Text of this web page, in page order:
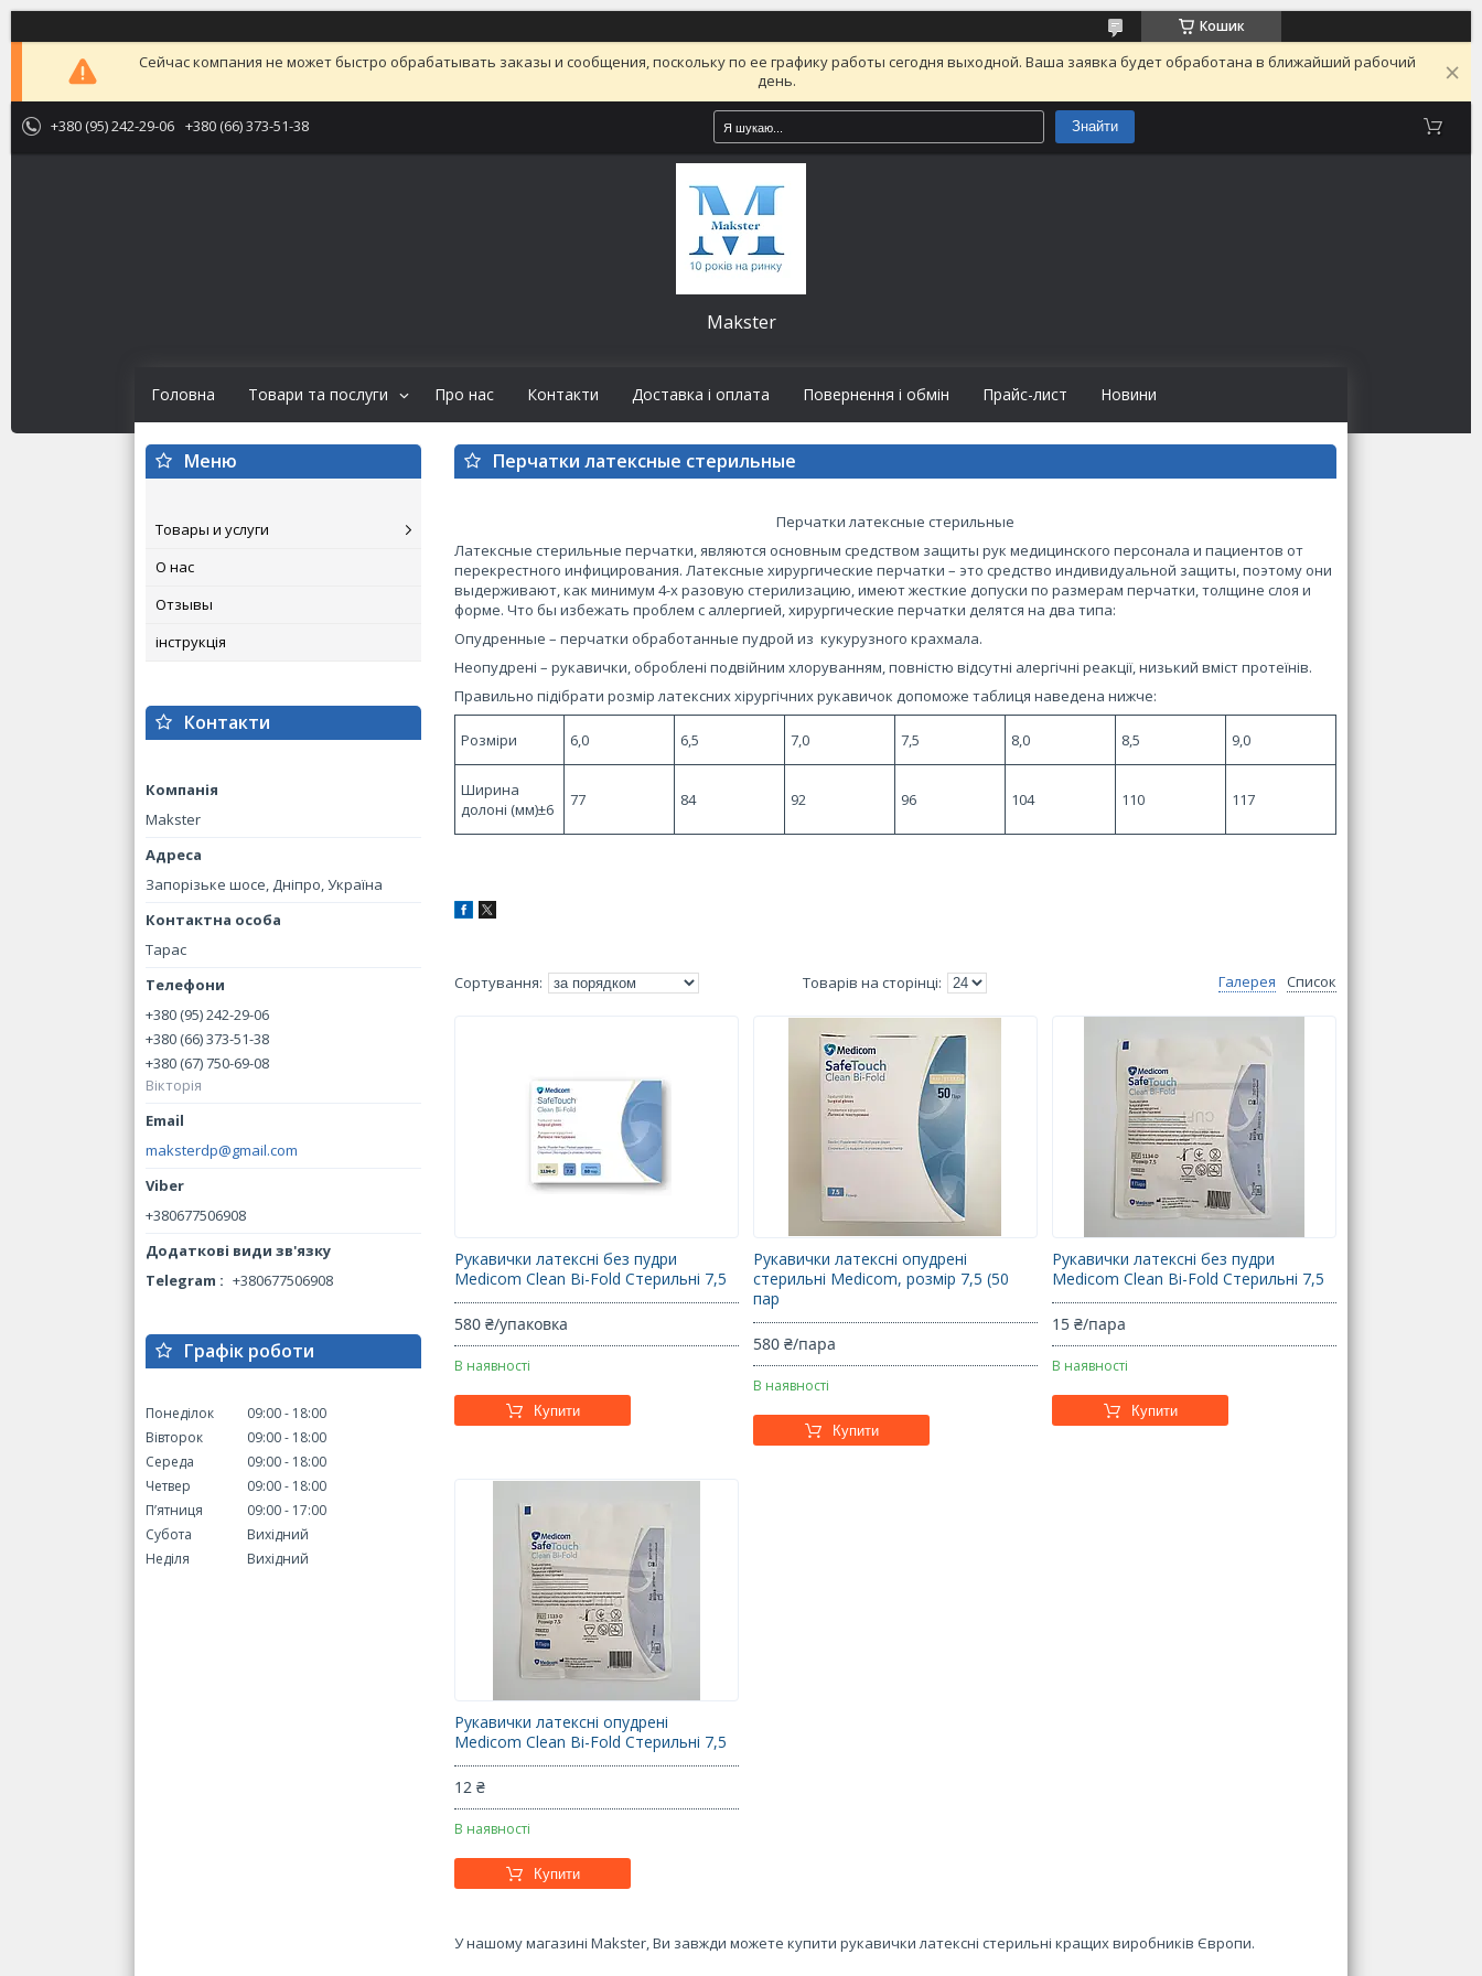
Кошик
Сейчас компания не может быстро обрабатывать заказы и сообщения, поскольку по ее графику работы сегодня выходной. Ваша заявка будет обработана в ближайший рабочий
день.
+380 (95) 242-29-06 +380 (66) 373-51-38 Знайти
Makster
Головна Товари та послуги Про нас Контакти Доставка і оплата Повернення і обмін Прайс-лист Новини
Товары и услуги
О нас
Отзывы
інструкція
Контакти
Makster
Запорізьке шосе, Дніпро, Україна
Тарас
+380 (95) 242-29-06
+380 (66) 373-51-38
+380 (67) 750-69-08
Вікторія
maksterdp@gmail.com
+380677506908
Telegram +380677506908
Графік роботи
Понеділок 09:00
18:00
Вівторок
09:00
18:00
Середа
09:00
18:00
Четвер
09:00
18:00
Пʼятниця
09:00
17:00
Субота
Вихідний
Неділя
Вихідний
Перчатки латексные стерильные
Перчатки латексные стерильные
Латексные стерильные перчатки, являются основным средством защиты рук медицинского персонала и пациентов от
перекрестного инфицирования. Латексные хирургические перчатки – это средство индивидуальной защиты, поэтому они
выдерживают, как минимум 4-х разовую стерилизацию, имеют жесткие допуски по размерам перчатки, толщине слоя и
форме. Что бы избежать проблем с аллергией, хирургические перчатки делятся на два типа:
Опудренные – перчатки обработанные пудрой из кукурузного крахмала.
Неопудрені – рукавички, оброблені подвійним хлоруванням, повністю відсутні алергічні реакції, низький вміст протеїнів.
Правильно підібрати розмір латексних хірургічних рукавичок допоможе таблиця наведена нижче:
Розміри 6,0 6,5 7,0 7,5 8,0 8,5 9,0
Ширина
долоні (мм)±6
77 84 92 96 104 110 117
Галерея Список
Рукавички латексні без пудри
Medicom Clean Bi-Fold Стерильні 7,5
580 ₴/упаковка
В наявності
Купити
Рукавички латексні опудрені
стерильні Medicom, розмір 7,5 (50
пар
580 ₴/пара
В наявності
Купити
Рукавички латексні без пудри
Medicom Clean Bi-Fold Стерильні 7,5
15 ₴/пара
В наявності
Купити
Рукавички латексні опудрені
Medicom Clean Bi-Fold Стерильні 7,5
12 ₴
В наявності
Купити
У нашому магазині Makster, Ви завжди можете купити рукавички латексні стерильні кращих виробників Європи.